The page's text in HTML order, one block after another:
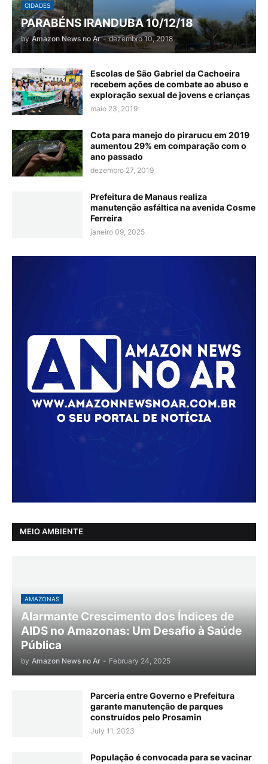
CIDADES
PARABÉNS IRANDUBA 10/12/18
by Amazon News no Ar - dezembro 10, 2018
Escolas de São Gabriel da Cachoeira
recebem ações de combate ao abuso e
exploração sexual de jovens e crianças
maio 23, 2019
Cota para manejo do pirarucu em 2019
aumentou 29% em comparação com o
ano passado
dezembro 27, 2019
Prefeitura de Manaus realiza
manutenção asfáltica na avenida Cosme
Ferreira
janeiro 09, 2025
MEIO AMBIENTE
AMAZONAS
Alarmante Crescimento dos Índices de
AIDS no Amazonas: Um Desafio à Saúde
Pública
by Amazon News no Ar - February 24, 2025
Parceria entre Governo e Prefeitura
garante manutenção de parques
construídos pelo Prosamin
July 11, 2023
População é convocada para se vacinar